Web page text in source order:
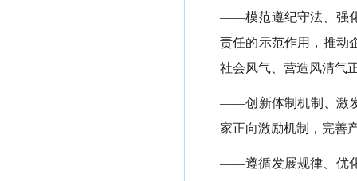
——模范遵纪守法、强
责任的示范作用，推动
社会风气、营造风清气
——创新体制机制、激
家正向激励机制，完善
——遵循发展规律、优